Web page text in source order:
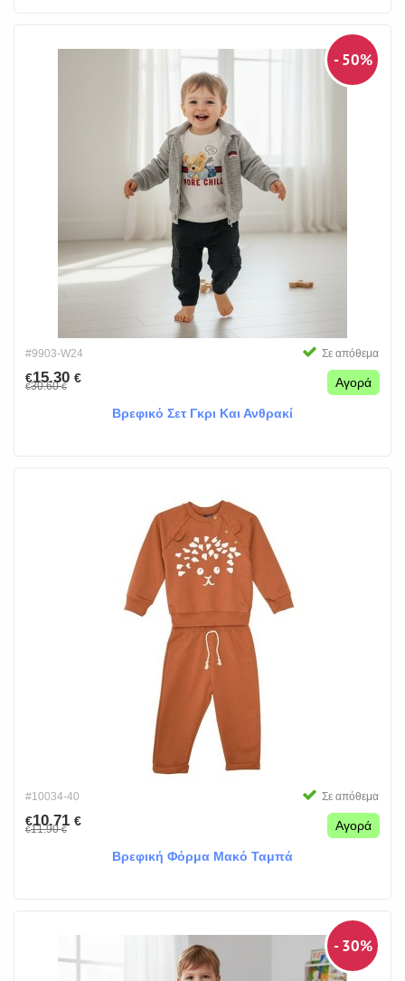
- 50%
#9903-W24 Σε απόθεμα
€15.30 €
€30.60€ Αγορά
Βρεφικό Σετ Γκρι Και Ανθρακί
#10034-40 Σε απόθεμα
€10.71 €
€11.90€ Αγορά
Βρεφική Φόρμα Μακό Ταμπά
- 30%